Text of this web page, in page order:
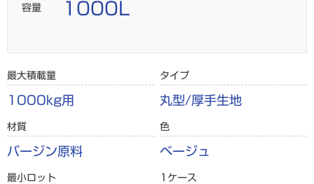
容量 1000L
最大積載量
1000kg用
タイプ
丸型/厚手生地
材質
バージン原料
色
ベージュ
最小ロット 1ケース